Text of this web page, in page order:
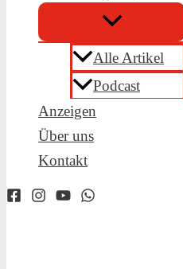
Alle Artikel
Podcast
Anzeigen
Über uns
Kontakt